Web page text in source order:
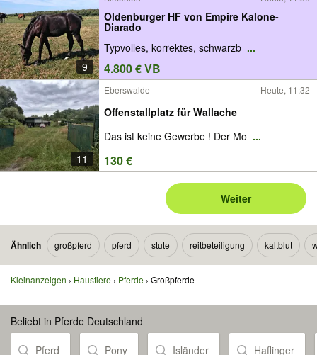
9
Oldenburger HF von Empire Kalone-
Diarado
Typvolles, korrektes, schwarzb ...
4.800 € VB
11
Eberswalde Heute, 11:32
Offenstallplatz für Wallache
Das ist keine Gewerbe ! Der Mo ...
130 €
Weiter
Ähnlich großpferd pferd stute reitbeteiligung kaltblut
Kleinanzeigen Haustiere Pferde Großpferde
Beliebt in Pferde Deutschland
Pferd Pony Isländer Haflinger